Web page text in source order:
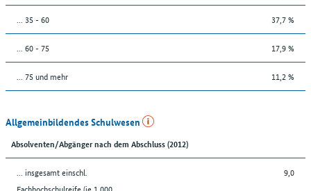
... 35 - 60 37,7 %
... 60 - 75 17,9 %
... 75 und mehr 11,2 %
Allgemeinbildendes Schulwesen
Absolventen/Abgänger nach dem Abschluss (2012)
... insgesamt einschl.
Fachhochschulreife (je 1.000
9,0